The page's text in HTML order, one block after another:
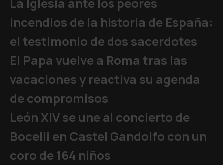
incendios de la historia de España:
el testimonio de dos sacerdotes
El Papa vuelve a Roma tras las
vacaciones y reactiva su agenda
de compromisos
León XIV se une al concierto de
Bocelli en Castel Gandolfo con un
coro de 164 niños